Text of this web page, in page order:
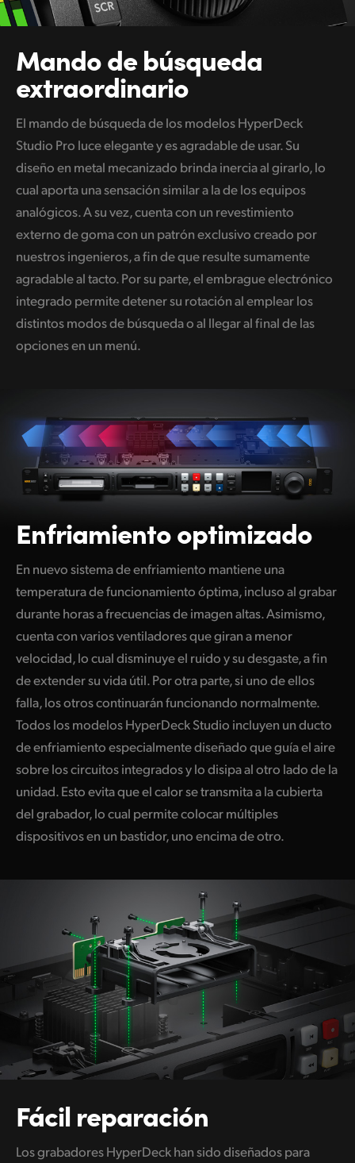
Mando debúsqueda
extraordinario
El mando de búsqueda de los modelos HyperDeck
Studio Pro luce elegante y es agradable de usar. Su
diseño en metal mecanizado brinda inercia al girarlo, lo
cual aporta una sensación similar a la de los equipos
analógicos. A su vez, cuenta con un revestimiento
externo de goma con un patrón exclusivo creado por
nuestros ingenieros, a fin de que resulte sumamente
agradable al tacto. Por su parte, el embrague electrónico
integrado permite detener su rotación al emplear los
distintos modos de búsqueda o al llegar al final de las
opciones en un menú.
Enfriamiento optimizado
En nuevo sistema de enfriamiento mantiene una
temperatura de funcionamiento óptima, incluso al grabar
durante horas a frecuencias de imagen altas. Asimismo,
cuenta con varios ventiladores que giran a menor
velocidad, lo cual disminuye el ruido y su desgaste, a fin
de extender su vida útil. Por otra parte, si uno de ellos
falla, los otros continuarán funcionando normalmente.
Todos los modelos HyperDeck Studio incluyen un ducto
de enfriamiento especialmente diseñado que guía el aire
sobre los circuitos integrados y lo disipa al otro lado dela
unidad.Esto evita que el calor se transmita a la cubierta
del grabador, lo cual permite colocar múltiples
dispositivos en un bastidor, uno encima de otro.
Fácil reparación
Los grabadores HyperDeck han sido diseñados para